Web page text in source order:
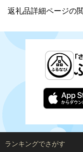
返礼品詳細ページの
ランキングでさがす